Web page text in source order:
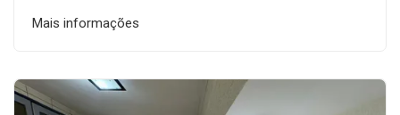
Mais informações